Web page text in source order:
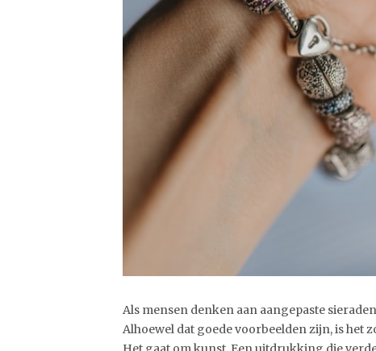
Als mensen denken aan aangepaste
Alhoewel dat goede voorbeelden zijn, is het